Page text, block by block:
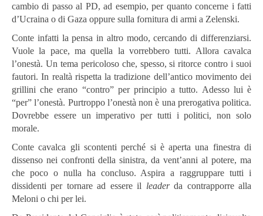
cambio di passo al PD, ad esempio, per quanto concerne i fatti
d’Ucraina o di Gaza oppure sulla fornitura di armi a Zelenski.
Conte infatti la pensa in altro modo, cercando di differenziarsi.
Vuole la pace, ma quella la vorrebbero tutti. Allora cavalca
l’onestà. Un tema pericoloso che, spesso, si ritorce contro i suoi
fautori. In realtà rispetta la tradizione dell’antico movimento dei
grillini che erano “contro” per principio a tutto. Adesso lui è
“per” l’onestà. Purtroppo l’onestà non è una prerogativa politica.
Dovrebbe essere un imperativo per tutti i politici, non solo
morale.
Conte cavalca gli scontenti perché si è aperta una finestra di
dissenso nei confronti della sinistra, da vent’anni al potere, ma
che poco o nulla ha concluso. Aspira a raggruppare tutti i
dissidenti per tornare ad essere il leaderda contrapporre alla
Meloni o chi per lei.